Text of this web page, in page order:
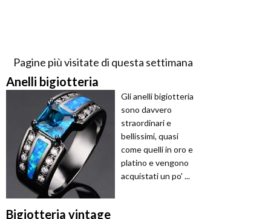
Pagine più visitate di questa settimana
Anelli bigiotteria
Gli anelli bigiotteria
sono davvero
straordinari e
bellissimi, quasi
come quelli in oro e
platino e vengono
acquistati un po' ...
Bigiotteria vintage